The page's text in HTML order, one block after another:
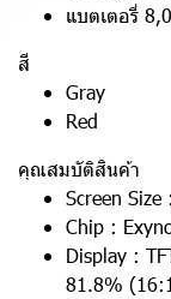
แบตเตอรี่
สี
Gray
Red
คุณสมบัติสินค้า
Screen
Chip :
Display :
81.8%